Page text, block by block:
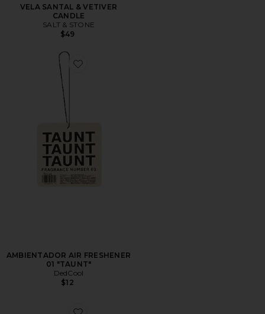
VELA SANTAL & VETIVER
CANDLE
SALT & STONE
$49
Favorite AMBIENTADOR AIR FRESHENER 01 "TAUNT"
AMBIENTADOR AIR FRESHENER
01 "TAUNT"
DedCool
$12